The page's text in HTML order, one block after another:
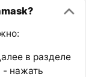
в разделе
- нажать